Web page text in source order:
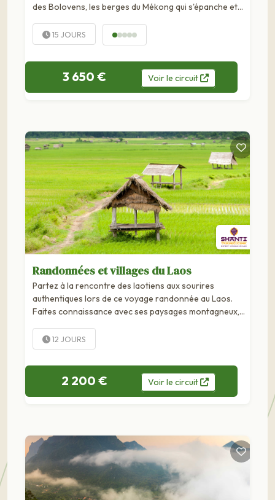
des Bolovens, les berges du Mékong qui s'épanche et
Sap,...15 JOURS
3 650 € Voirle circuit
Randonnées et villages du Laos
Partez à la rencontre des laotiens aux sourires
authentiques lors de ce voyage randonnée au Laos.
Faites connaissance avec ses paysages montagneux,
délaisser ses temples et nombreux...
12 JOURS
2 200 € Voirle circuit